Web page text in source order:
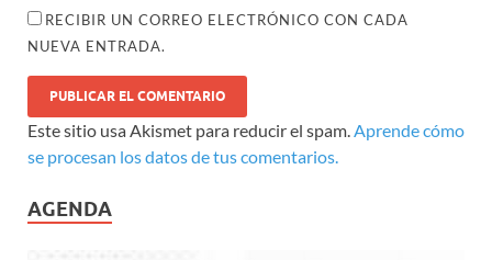
RECIBIR UN CORREO ELECTRÓNICO CON CADA
NUEVA ENTRADA.
Este sitio usa Akismet para reducir el spam.Aprende cómo
se procesan los datos de tus comentarios.
AGENDA